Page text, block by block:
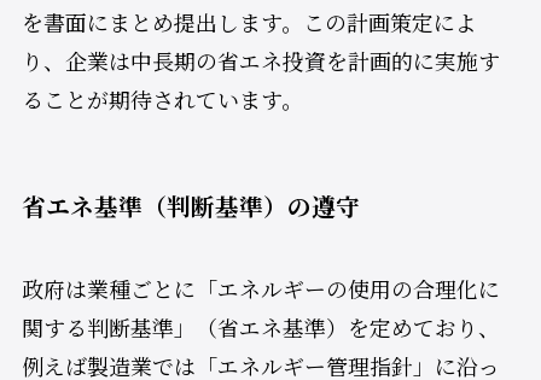
を書面にまとめ提出します。この計画策定によ
り、企業は中長期の省エネ投資を計画的に実施す
ることが期待されています。
省エネ基準（判断基準）の遵守
政府は業種ごとに「エネルギーの使用の合理化に
関する判断基準」（省エネ基準）を定めており、
例えば製造業では「エネルギー管理指針」に沿っ